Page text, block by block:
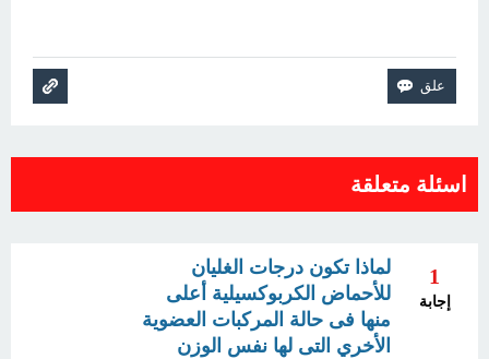
اسئلة متعلقة
1
إجابة
لماذا تكون درجات الغليان
للأحماض الكربوكسيلية أعلى
منها فى حالة المركبات العضوية
الأخري التى لها نفس الوزن